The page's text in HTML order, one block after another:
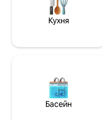
вітальні, а також повна
На другому поверсі є дві
ванною кімнатою. Спальні та вітальня
по всій території. Нові прилади з
нержавіючої сталі та
бавовна еципта, а
Гостьовий котедж дуже
Кухня
Басейн